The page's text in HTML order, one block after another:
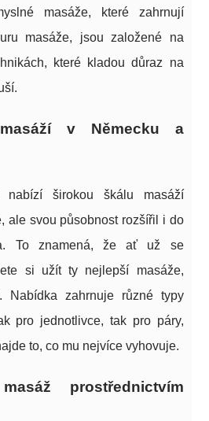
masáže, které zahrnují
masáže, jsou založené na
které kladou důraz na
v Německu a
širokou škálu masáží
ale svou působnost rozšířil i do
To znamená, že ať už se
si užít ty nejlepší masáže,
Nabídka zahrnuje různé typy
pro jednotlivce, tak pro páry,
to, co mu nejvíce vyhovuje.
prostřednictvím